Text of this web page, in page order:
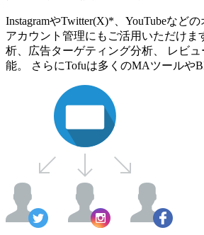
InstagramやTwitter(X)*、YouTubeな
アカウント管理にもご活用いただけ
析、広告ターゲティング分析、 レビ
能。 さらにTofuは多くのMAツールや